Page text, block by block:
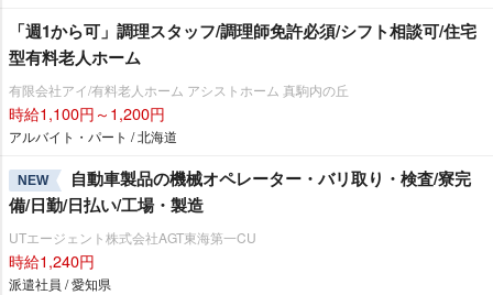
「週1から可」調理スタッフ/調理師免許必須/シフト相談可/住宅
型有料老人ホーム
有限会社アイ/有料老人ホーム アシストホーム 真駒内の丘
時給1,100円～1,200円
アルバイト・パート / 北海道
NEW
自動車製品の機械オペレーター・バリ取り・検査/寮完
備/日勤/日払い/工場・製造
UTエージェント株式会社AGT東海第一CU
時給1,240円
派遣社員 / 愛知県